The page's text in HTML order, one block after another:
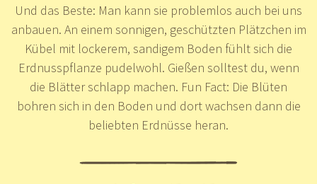
Und das Beste: Man kann sie problemlos auch bei uns
anbauen. An einem sonnigen, geschützten Plätzchen im
Kübel mit lockerem, sandigem Boden fühlt sich die
Erdnusspflanze pudelwohl. Gießen solltest du, wenn
die Blätter schlapp machen. Fun Fact: Die Blüten
bohren sich in den Boden und dort wachsen dann die
beliebten Erdnüsse heran.